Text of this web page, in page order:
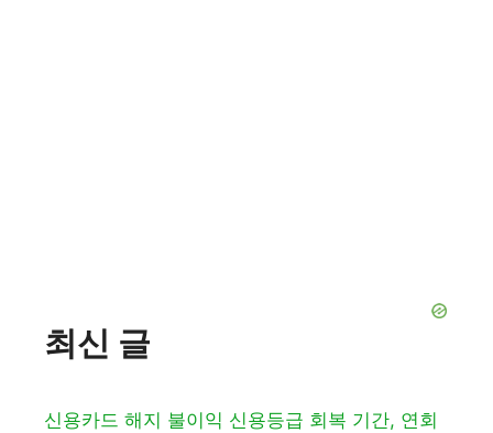
최신 글
신용카드 해지 불이익 신용등급 회복 기간, 연회